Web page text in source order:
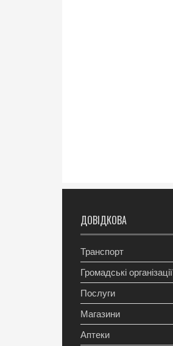
ДОВІДКОВА
Транспорт
Громадські організації
Послуги
Магазини
Аптеки